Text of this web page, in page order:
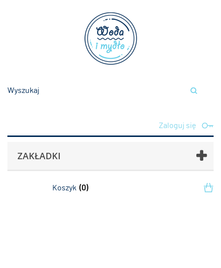
Zaloguj się
ZAKŁADKI
Koszyk (0)